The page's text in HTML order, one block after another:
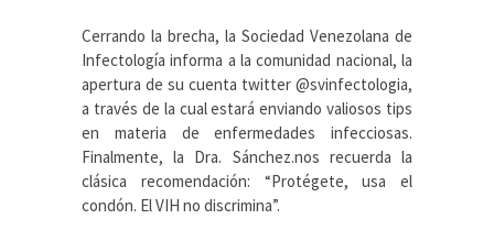
Cerrando la brecha, la Sociedad Venezolana de
Infectología informa a la comunidad nacional, la
apertura de su cuenta twitter @svinfectologia,
a través de la cual estará enviando valiosos tips
en materia de enfermedades infecciosas.
Finalmente, la Dra. Sánchez.nos recuerda la
clásica recomendación: “Protégete, usa el
condón. El VIH no discrimina”.